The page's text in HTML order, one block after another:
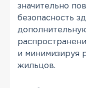
значительно
безопасность
и минимизируя
жильцов.